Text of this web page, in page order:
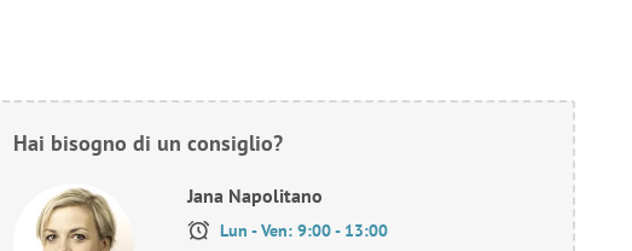
Hai bisogno di un consiglio?
Jana Napolitano
Lun - Ven: 9:00 - 13:00